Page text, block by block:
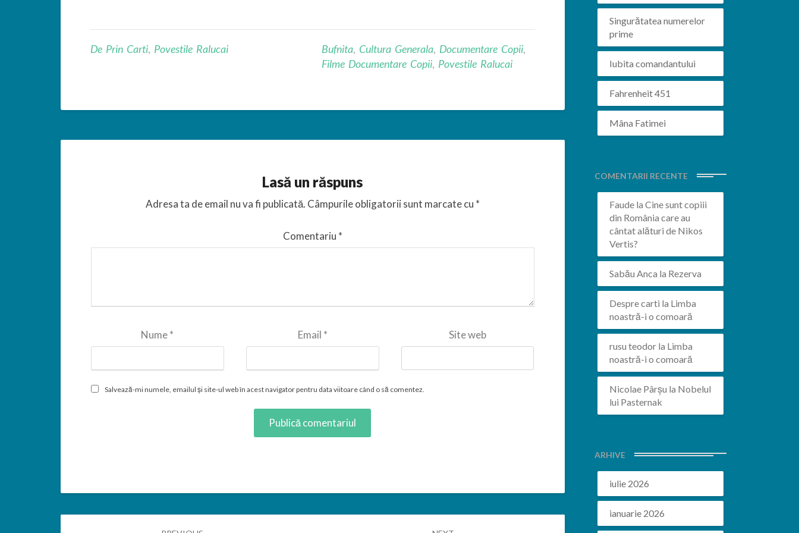
De Prin Carti, Povestile Ralucai Bufnita, Cultura Generala, Documentare Copii,
Filme Documentare Copii, Povestile Ralucai
Lasă un răspuns
Adresa ta de email nu va fi publicată. Câmpurile obligatorii sunt marcate cu *
Comentariu *
Nume* Email * Site web
Salvează-mi numele, emailul și site-ul web în acest navigator pentru data viitoare când o să comentez.
Singurătatea numerelor
prime
Iubita comandantului
Fahrenheit 451
Mâna Fatimei
COMENTARII RECENTE
Faudela Cine sunt copiii
din România care au
cântat alături de Nikos
Vertis?
Sabău Anca la Rezerva
Despre carti la Limba
noastră-i o comoară
rusu teodorla Limba
noastră-i o comoară
Nicolae Pârșu la Nobelul
lui Pasternak
ARHIVE
iulie 2026
ianuarie 2026